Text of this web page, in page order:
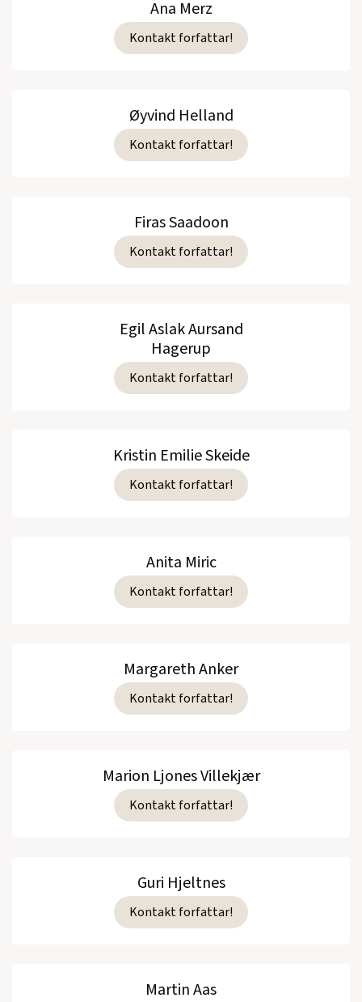
Ana Merz
Kontakt forfattar!
Øyvind Helland
Kontakt forfattar!
Firas Saadoon
Kontakt forfattar!
Egil Aslak Aursand
Hagerup
Kontakt forfattar!
Kristin Emilie Skeide
Kontakt forfattar!
Anita Miric
Kontakt forfattar!
Margareth Anker
Kontakt forfattar!
Marion Ljones Villekjær
Kontakt forfattar!
Guri Hjeltnes
Kontakt forfattar!
Martin Aas